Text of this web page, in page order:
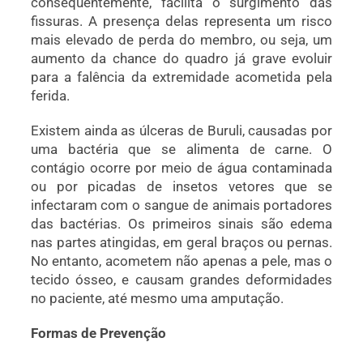
fissuras. A presença delas representa um risco
mais elevado de perda do membro, ou seja, um
aumento da chance do quadro já grave evoluir
para a falência da extremidade acometida pela
ferida.
Existem ainda as úlceras de Buruli, causadas por
uma bactéria que se alimenta de carne. O
contágio ocorre por meio de água contaminada
ou por picadas de insetos vetores que se
infectaram com o sangue de animais portadores
das bactérias. Os primeiros sinais são edema
nas partes atingidas, em geral braços ou pernas.
No entanto, acometem não apenas a pele, mas o
tecido ósseo, e causam grandes deformidades
no paciente, até mesmo uma amputação.
Formas de Prevenção